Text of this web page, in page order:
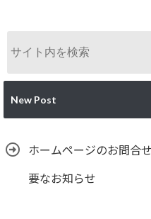
New Post
ホームページのお問合
要なお知らせ